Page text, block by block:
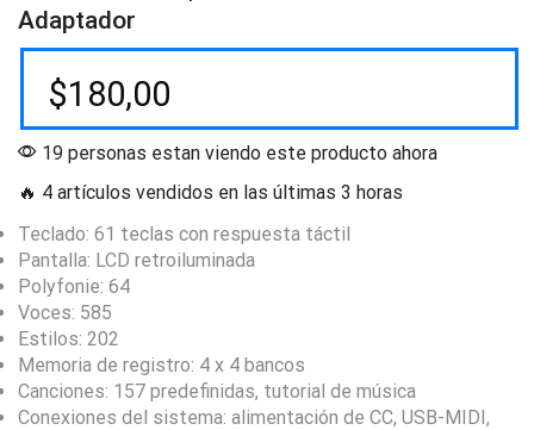
Adaptador
$180,00
19 personas estan viendo este producto ahora
🔥 4 artículos vendidos en las últimas 3 horas
Teclado: 61 teclas con respuesta táctil
Pantalla: LCD retroiluminada
Polyfonie: 64
Voces: 585
Estilos: 202
Memoria de registro: 4 x 4 bancos
Canciones: 157 predefinidas, tutorial de música
Conexiones del sistema: alimentación de CC, USB-MIDI,